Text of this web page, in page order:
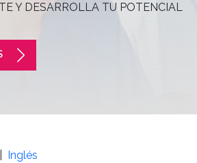
Y DESARROLLA TU POTENCIAL
Inglés